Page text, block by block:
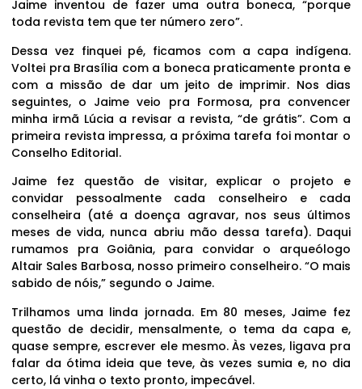
Jaime inventou de fazer uma outra boneca, “porque
toda revista tem que ter número zero”.
Dessa vez finquei pé, ficamos com a capa indígena.
Voltei pra Brasília com a boneca praticamente pronta e
com a missão de dar um jeito de imprimir. Nos dias
seguintes, o Jaime veio pra Formosa, pra convencer
minha irmã Lúcia a revisar a revista, “de grátis”. Com a
primeira revista impressa, a próxima tarefa foi montar o
Conselho Editorial.
Jaime fez questão de visitar, explicar o projeto e
convidar pessoalmente cada conselheiro e cada
conselheira (até a doença agravar, nos seus últimos
meses de vida, nunca abriu mão dessa tarefa). Daqui
rumamos pra Goiânia, para convidar o arqueólogo
Altair Sales Barbosa, nosso primeiro conselheiro. “O mais
sabido de nóis,” segundo o Jaime.
Trilhamos uma linda jornada. Em 80 meses, Jaime fez
questão de decidir, mensalmente, o tema da capa e,
quase sempre, escrever ele mesmo. Às vezes, ligava pra
falar da ótima ideia que teve, às vezes sumia e, no dia
certo, lá vinha o texto pronto, impecável.